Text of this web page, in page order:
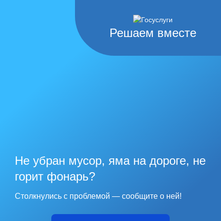
Решаем вместе
Не убран мусор, яма на дороге, не
горит фонарь?
Столкнулись с проблемой — сообщите о ней!